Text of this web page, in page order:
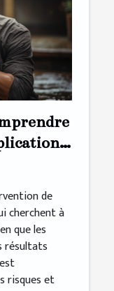
de
cherchent à
que les
résultats
risques et